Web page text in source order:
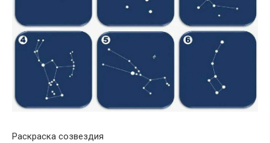
Раскраска созвездия